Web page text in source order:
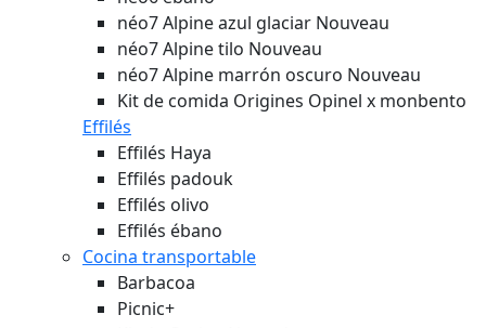
néo7 Alpine azul glaciar Nouveau
néo7 Alpine tilo Nouveau
néo7 Alpine marrón oscuro Nouveau
Kit de comida Origines Opinel x monbento
Effilés
Effilés Haya
Effilés padouk
Effilés olivo
Effilés ébano
Cocina transportable
Barbacoa
Picnic+